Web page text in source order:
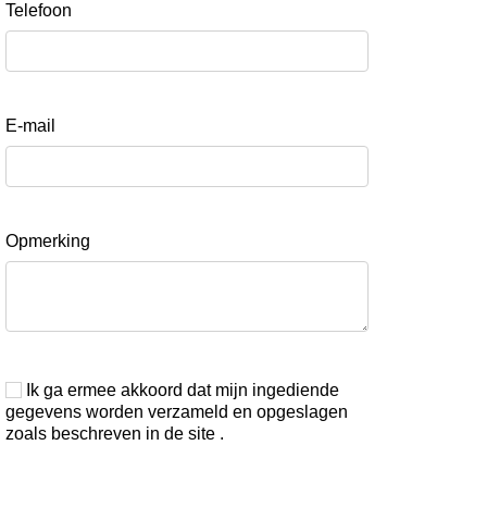
Telefoon
E-mail
Opmerking
Ik ga ermee akkoord dat mijn ingediende
gegevens worden verzameld en opgeslagen
zoals beschreven in de site .